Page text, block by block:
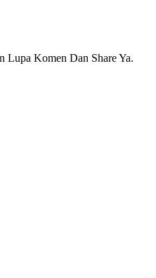
Lupa Komen Dan Share Ya.